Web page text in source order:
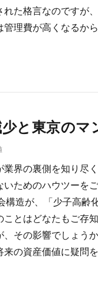
れた格言なのですが
理費が高くなるか
と東京のマ
界の裏側を知り尽
ためのハウツーを
構造が、「少子高齢
とはどなたもご存
その影響でしょう
来の資産価値に疑問